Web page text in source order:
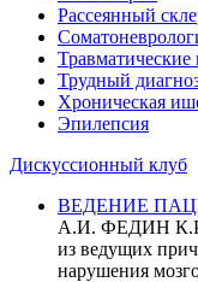
Рассеянный
Трудный
Хроническая
Эпилепсия
Дискуссионный клуб
ВЕДЕНИЕ
А.И. ФЕДИН
из ведущих
нарушения